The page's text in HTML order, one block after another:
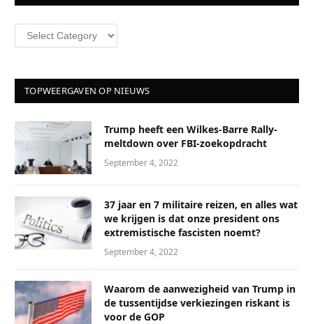
Berichtcategorieën
TOPWEERGAVEN OP NIEUWS
Trump heeft een Wilkes-Barre Rally-
meltdown over FBI-zoekopdracht
September 4, 2022
37 jaar en 7 militaire reizen, en alles wat
we krijgen is dat onze president ons
extremistische fascisten noemt?
September 4, 2022
Waarom de aanwezigheid van Trump in
de tussentijdse verkiezingen riskant is
voor de GOP